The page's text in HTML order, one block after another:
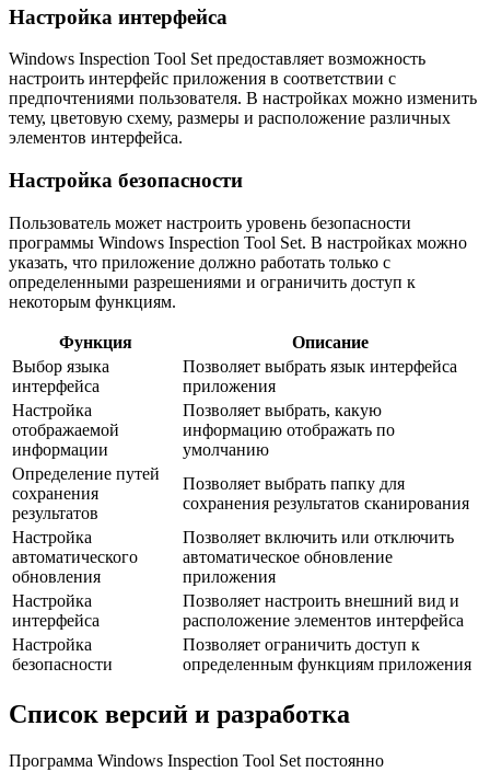
Настройка интерфейса
Windows Inspection Tool Set предоставляет возможность
настроить интерфейс приложения в соответствии с
предпочтениями пользователя. В настройках можно изменить
тему, цветовую схему, размеры и расположение различных
элементов интерфейса.
Настройка безопасности
Пользователь может настроить уровень безопасности
программы Windows Inspection Tool Set. В настройках можно
указать, что приложение должно работать только с
определенными разрешениями и ограничить доступ к
некоторым функциям.
Функция
Описание
Выбор языка
интерфейса
Позволяет выбрать язык интерфейса
приложения
Настройка
отображаемой
информации
Позволяет выбрать, какую
информацию отображать по
умолчанию
Определение путей
сохранения
результатов
Позволяет выбрать папку для
сохранения результатов сканирования
Настройка
автоматического
обновления
Позволяет включить или отключить
автоматическое обновление
приложения
Настройка
интерфейса
Позволяет настроить внешний вид и
расположение элементов интерфейса
Настройка
безопасности
Позволяет ограничить доступ к
определенным функциям приложения
Список версий и разработка
Программа Windows Inspection Tool Set постоянно